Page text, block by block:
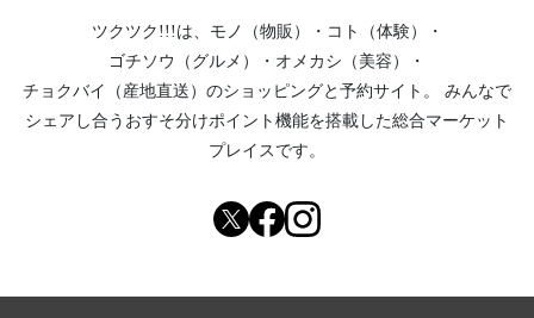
ツクツク!!!は、 モノ（物販） ・ コト（体験）
・
ゴチソウ（グルメ）
・ オメカシ（美容）
・
チョクバイ（産地直送） のショッピングと予約サイト。
みんなで
シェアし合う おすそ分けポイント機能を搭載した総合マーケット
プレイスです。